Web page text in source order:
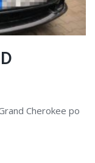
Cherokee po